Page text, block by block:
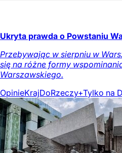
Ukryta prawda o Powstaniu
Przebywając w sierpniu w
się na różne formy
Warszawskiego.
OpinieKrajDoRzeczy+Tylko na